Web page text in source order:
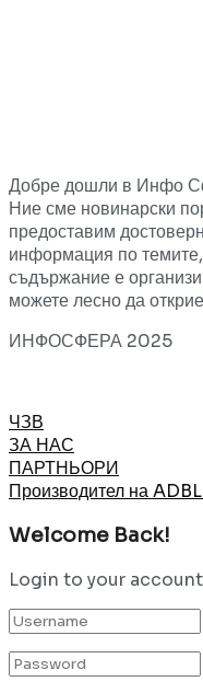
Добре дошли в Инфо
Ние сме новинарски
предоставим
информация по
съдържание е
можете лесно да
ИНФОСФЕРА 2025
ЧЗВ
ЗА НАС
ПАРТНЬОРИ
Производител на
Welcome Back!
Login to your